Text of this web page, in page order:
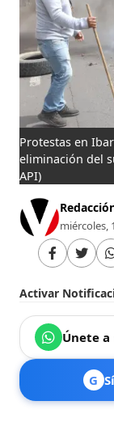
Protestas en
eliminación del
API)
miércoles,
Activar
Únete
G